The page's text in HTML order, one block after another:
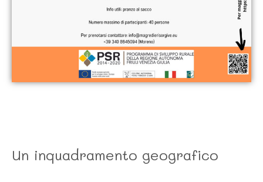
Un inquadramento geografico